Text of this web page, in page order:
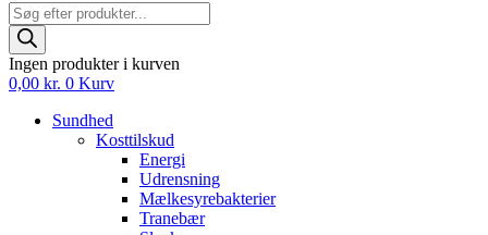
Products
search
Ingen produkter i kurven
0,00 kr. 0 Kurv
Sundhed
Kosttilskud
Energi
Udrensning
Mælkesyrebakterier
Tranebær